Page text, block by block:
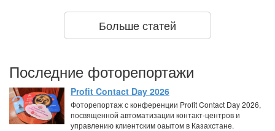
Больше статей
Последние фоторепортажи
Profit Contact Day 2026
Фоторепортаж с конференции Profit Contact Day 2026,
посвященной автоматизации контакт-центров и
управлению клиентским оаытом в Казахстане.